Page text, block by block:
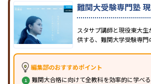
難関大受験専門塾
スタサプ講師と現役東大
供する、難関大学受験専門
編集部のおすすめポイント
難関大合格に向けて全教科を効率的に学べ